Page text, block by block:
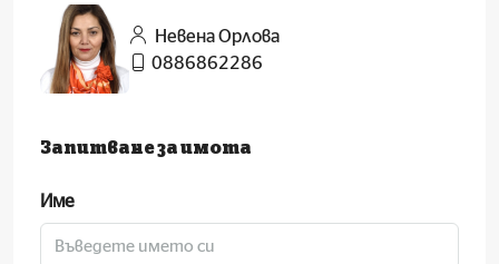
Невена Орлова
0886862286
Запитване за имота
Име